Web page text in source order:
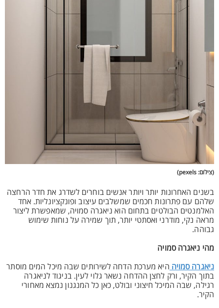
(צילום: pexels)
בשנים האחרונות יותר ויותר אנשים בוחרים לשדרג את חדר הרחצה
שלהם עם פתרונות חכמים שמשלבים עיצוב ופונקציונליות. אחד
האלמנטים הבולטים בתחום הוא ניאגרה סמויה, שמאפשרת ליצור
מראה נקי, מודרני ואסתטי יותר, תוך שמירה על נוחות שימוש
גבוהה.
מהי ניאגרה סמויה
ניאגרה סמויה היא מערכת הדחה לשירותים שבה מיכל המים מוסתר
בתוך הקיר, ורק לחצן ההדחה נשאר גלוי לעין. בניגוד לניאגרה
רגילה, שבה המיכל חיצוני ובולט, כאן כל המנגנון נמצא מאחורי
הקיר.